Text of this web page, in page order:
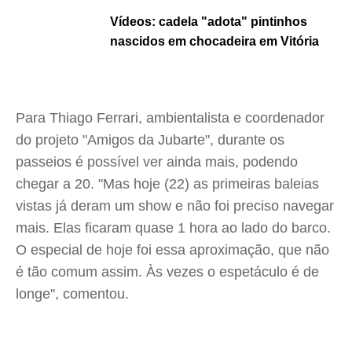
Vídeos: cadela "adota" pintinhos
nascidos em chocadeira em Vitória
Para Thiago Ferrari, ambientalista e coordenador
do projeto "Amigos da Jubarte", durante os
passeios é possível ver ainda mais, podendo
chegar a 20. "Mas hoje (22) as primeiras baleias
vistas já deram um show e não foi preciso navegar
mais. Elas ficaram quase 1 hora ao lado do barco.
O especial de hoje foi essa aproximação, que não
é tão comum assim. Às vezes o espetáculo é de
longe", comentou.